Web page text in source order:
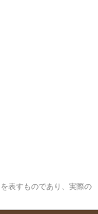
表すものであり、実際の